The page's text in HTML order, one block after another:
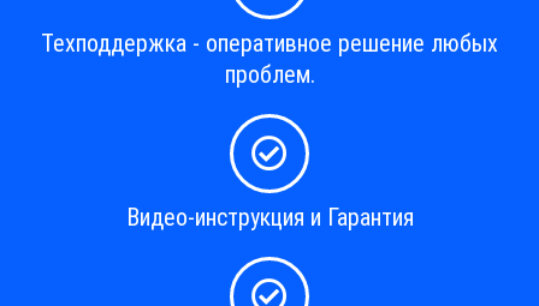
Техподдержка - оперативное решение любых
проблем.
Видео-инструкция и Гарантия